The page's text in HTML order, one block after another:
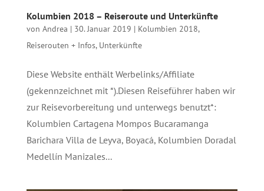
Kolumbien 2018 – Reiseroute und Unterkünfte
von Andrea | 30. Januar 2019 | Kolumbien 2018,
Reiserouten + Infos, Unterkünfte
Diese Website enthält Werbelinks/Affiliate
(gekennzeichnet mit *).Diesen Reiseführer haben wir
zur Reisevorbereitung und unterwegs benutzt*:
Kolumbien Cartagena Mompos Bucaramanga
Barichara Villa de Leyva, Boyacá, Kolumbien Doradal
Medellín Manizales...